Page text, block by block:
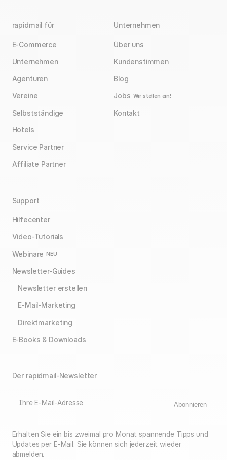
rapidmail für
E-Commerce
Unternehmen
Agenturen
Vereine
Selbstständige
Hotels
Service Partner
Affiliate Partner
Unternehmen
Über uns
Kundenstimmen
Blog
Jobs Wir stellen ein!
Kontakt
Support
Hilfecenter
Video-Tutorials
Webinare NEU
Newsletter-Guides
Newsletter erstellen
E-Mail-Marketing
Direktmarketing
E-Books & Downloads
Der rapidmail-Newsletter
Ihre E-Mail-Adresse Abonnieren
Erhalten Sie ein bis zweimal pro Monat spannende Tipps und
Updates per E-Mail. Sie können sich jederzeit wieder
abmelden.